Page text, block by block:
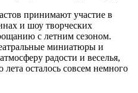
принимают участие в
и шоу творческих
с летним сезоном.
миниатюры и
радости и веселья,
осталось совсем немного